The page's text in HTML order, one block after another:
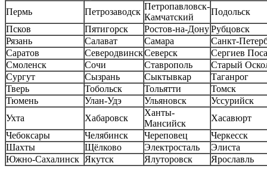
Пермь Петрозаводск
Петропавловск-
Камчатский
Подольск
Псков
Пятигорск Ростов-на-ДонуРубцовск
Рязань
Салават Самара
Санкт-
Саратов
СеверодвинскСеверск
Сергиев
Смоленск
Сочи Ставрополь
Старый
Сургут
Сызрань Сыктывкар
Таганрог
Тверь
Тобольск Тольятти
Томск
Тюмень
Улан-Удэ Ульяновск
Уссурийск
Ухта
Хабаровск
Ханты-
Мансийск
Хасавюрт
Чебоксары
Челябинск Череповец
Черкесск
Шахты
Щёлково Электросталь
Элиста
Южно-Сахалинск Якутск Ялуторовск Ярославль